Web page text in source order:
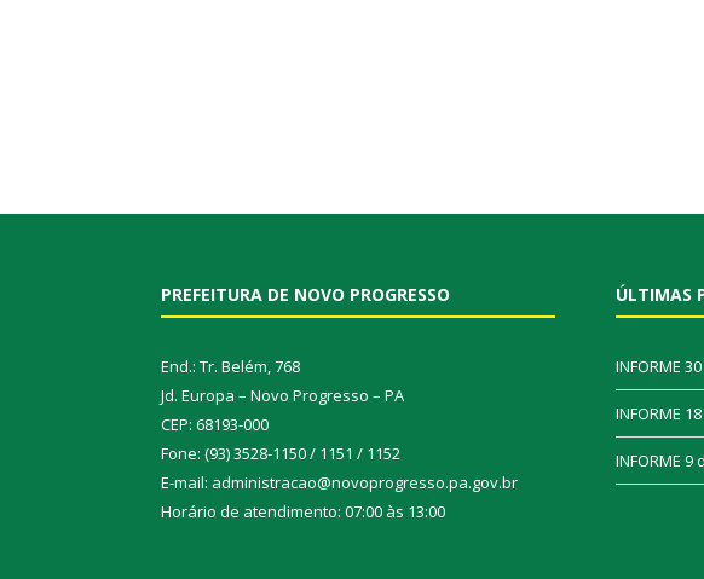
PREFEITURA DE NOVO PROGRESSO
End.: Tr. Belém, 768
Jd. Europa – Novo Progresso – PA
CEP: 68193-000
Fone: (93) 3528-1150 / 1151 / 1152
E-mail: administracao@novoprogresso.pa.gov.br
Horário de atendimento: 07:00 às 13:00
ÚLTIMAS
INFORME
INFORME
INFORME 9